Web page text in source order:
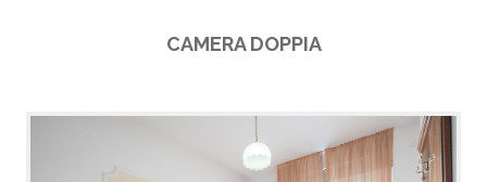
CAMERA DOPPIA